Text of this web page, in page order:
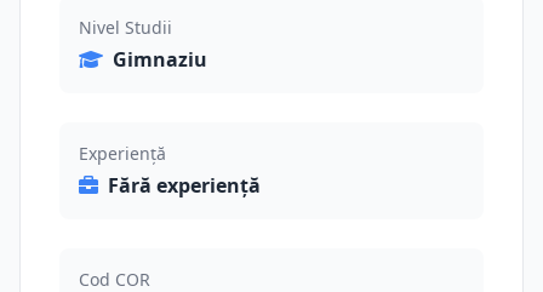
Nivel Studii
Gimnaziu
Experiență
Fără experiență
Cod COR